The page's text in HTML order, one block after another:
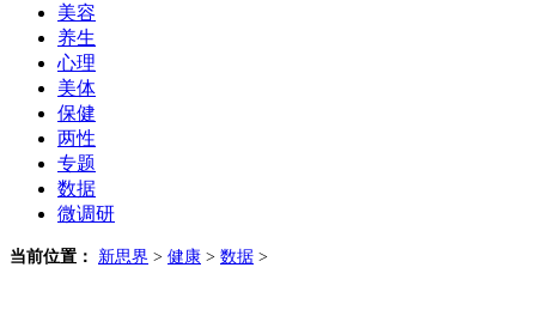
美容
养生
心理
美体
保健
两性
专题
数据
微调研
当前位置： 新思界 > 健康 > 数据 >